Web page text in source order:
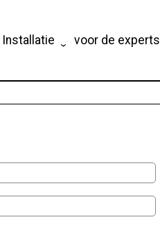
Installatie voor de experts